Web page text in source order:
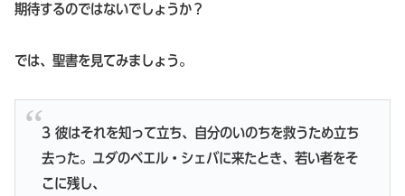
期待するのではないでしょうか？
では、聖書を見てみましょう。
3 彼はそれを知って立ち、自分のいのちを救うため立ち
去った。ユダのベエル・シェバに来たとき、若い者をそ
こに残し、